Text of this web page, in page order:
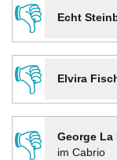
👎
Echt
👎
Elvira
👎
George La
im Cabrio